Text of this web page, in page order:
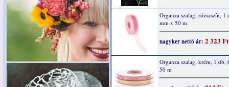
Organza szalag, rózsaszín, 1
mm x 50 m
nagyker nettó ár: 2 323 Ft
Organza szalag, krém, 1 db,
50 m